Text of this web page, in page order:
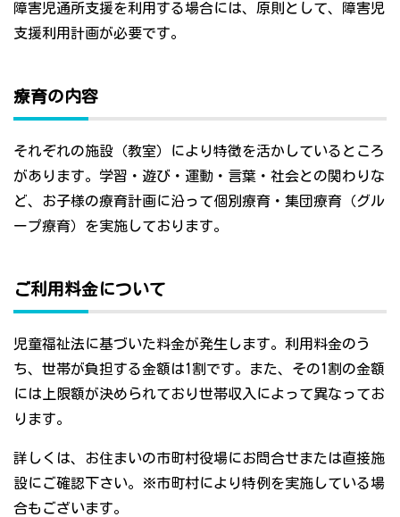
障害児通所支援を利用する場合には、原則として、障害児
支援利用計画が必要です。
療育の内容
それぞれの施設（教室）により特徴を活かしているところ
があります。学習・遊び・運動・言葉・社会との関わりな
ど、お子様の療育計画に沿って個別療育・集団療育（グル
ープ療育）を実施しております。
ご利用料金について
児童福祉法に基づいた料金が発生します。利用料金のう
ち、世帯が負担する金額は1割です。また、その1割の金額
には上限額が決められており世帯収入によって異なってお
ります。
詳しくは、お住まいの市町村役場にお問合せまたは直接施
設にご確認下さい。※市町村により特例を実施している場
合もございます。